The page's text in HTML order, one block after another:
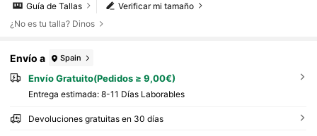
Verificar mi tamaño
Guía de Tallas
¿No es tu talla? Dinos
Envío a Spain
Envío Gratuito(Pedidos ≥ 9,00€)
Entrega estimada: 8-11 Días Laborables
Devoluciones gratuitas en 30 días